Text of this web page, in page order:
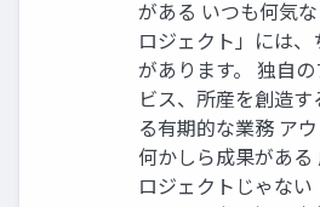
がある いつも何気
ロジェクト」には
があります。 独自
ビス、所産を創造
る有期的な業務 ア
何かしら成果があ
ロジェクトじゃない